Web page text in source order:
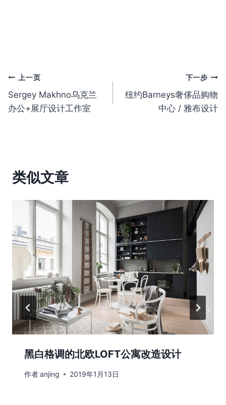
文
章
上一页
Sergey Makhno乌克兰
办公+展厅设计工作室
下一步
纽约Barneys奢侈品购物
中心 / 雅布设计
类似文章
黑白格调的北欧LOFT公寓改造设计
作者anjing 2019年1月13日